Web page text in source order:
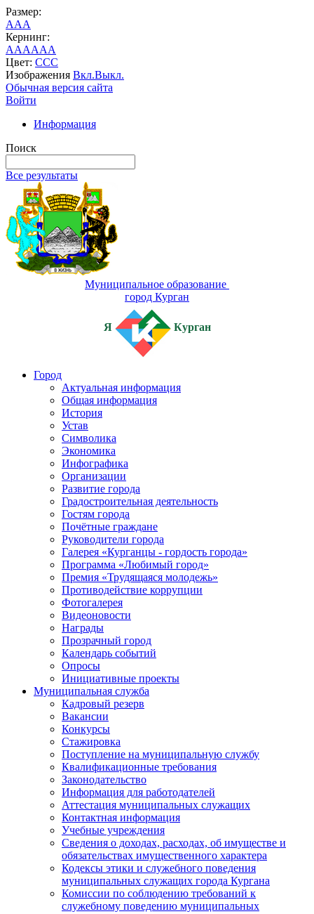
Размер:
AAA
Кернинг:
AAAAAA
Цвет: CCC
Изображения Вкл.Выкл.
Обычная версия сайта
Войти
Информация
Поиск
Все результаты
Муниципальное образование
город Курган
Я Курган
Город
Актуальная информация
Общая информация
История
Устав
Символика
Экономика
Инфографика
Организации
Развитие города
Градостроительная деятельность
Гостям города
Почётные граждане
Руководители города
Галерея «Курганцы - гордость города»
Программа «Любимый город»
Премия «Трудящаяся молодежь»
Противодействие коррупции
Фотогалерея
Видеоновости
Награды
Прозрачный город
Календарь событий
Опросы
Инициативные проекты
Муниципальная служба
Кадровый резерв
Вакансии
Конкурсы
Стажировка
Поступление на муниципальную службу
Квалификационные требования
Законодательство
Информация для работодателей
Аттестация муниципальных служащих
Контактная информация
Учебные учреждения
Сведения о доходах, расходах, об имуществе и
обязательствах имущественного характера
Кодексы этики и служебного поведения
муниципальных служащих города Кургана
Комиссии по соблюдению требований к
служебному поведению муниципальных